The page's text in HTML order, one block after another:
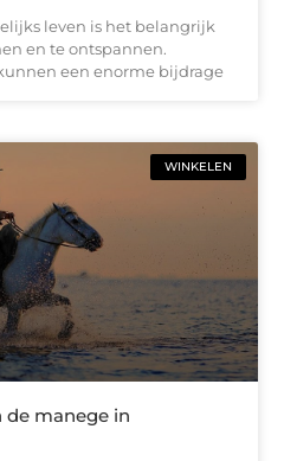
leven is het belangrijk
en te ontspannen.
een enorme bijdrage
WINKELEN
de manege in